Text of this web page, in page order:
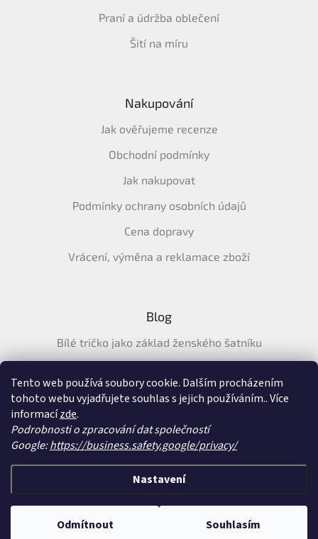
Tento web používá soubory cookie. Dalším procházením
tohoto webu vyjadřujete souhlas s jejich používáním.. Více
informacízde.
Podrobnosti o zpracování dat společností
Google:https://business.safety.google/privacy/
Nastavení
Odmítnout Souhlasím
Praní a údržba oblečení
Šití na míru
Nakupování
Jak ověřujeme recenze
Obchodní podmínky
Jak nakupovat
Podmínky ochrany osobních údajů
Cena dopravy
Vrácení, výměna a reklamace zboží
Blog
Bílé tričko jako základ ženského šatníku
tričko na léto
Průvodce letními šaty: pohodlné, vzdušné a ženské šaty na
Vytvořil Shoptet &
SatySukne.cz
Upravit nastavení